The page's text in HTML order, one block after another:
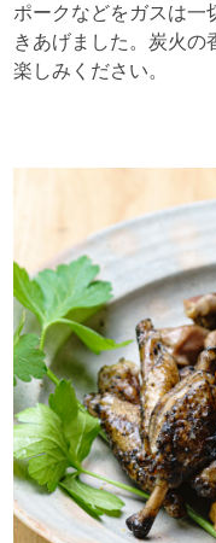
ポークなどをガスは一
きあげました。炭火の
楽しみください。